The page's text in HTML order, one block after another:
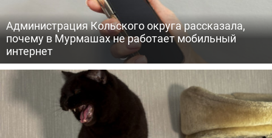
Администрация Кольского округа рассказала,
почему в Мурмашах не работает мобильный
интернет